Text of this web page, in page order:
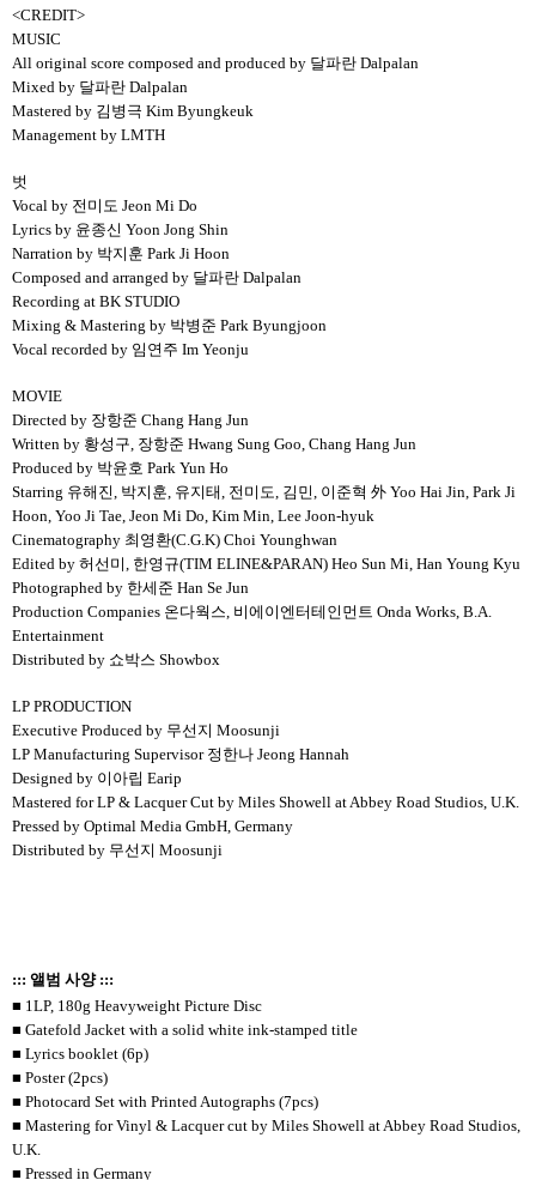
<CREDIT>
MUSIC
All original score composed and produced by 달파란 Dalpalan
Mixed by 달파란 Dalpalan
Mastered by 김병극 Kim Byungkeuk
Management by LMTH
벗
Vocal by 전미도 Jeon Mi Do
Lyrics by 윤종신 Yoon Jong Shin
Narration by 박지훈 Park Ji Hoon
Composed and arranged by 달파란 Dalpalan
Recording at BK STUDIO
Mixing & Mastering by 박병준 Park Byungjoon
Vocal recorded by 임연주 Im Yeonju
MOVIE
Directed by 장항준 Chang Hang Jun
Written by 황성구, 장항준 Hwang Sung Goo, Chang Hang Jun
Produced by 박윤호 Park Yun Ho
Starring 유해진, 박지훈, 유지태, 전미도, 김민, 이준혁 外 Yoo Hai Jin, Park Ji
Hoon, Yoo Ji Tae, Jeon Mi Do, Kim Min, Lee Joon-hyuk
Cinematography 최영환(C.G.K) Choi Younghwan
Edited by 허선미, 한영규(TIM ELINE&PARAN) Heo Sun Mi, Han Young Kyu
Photographed by 한세준 Han Se Jun
Production Companies 온다웍스, 비에이엔터테인먼트 Onda Works, B.A.
Entertainment
Distributed by 쇼박스 Showbox
LP PRODUCTION
Executive Produced by 무선지 Moosunji
LP Manufacturing Supervisor 정한나 Jeong Hannah
Designed by 이아립 Earip
Mastered for LP & Lacquer Cut by Miles Showell at Abbey Road Studios, U.K.
Pressed by Optimal Media GmbH, Germany
Distributed by 무선지 Moosunji
::: 앨범 사양 :::
■ 1LP, 180g Heavyweight Picture Disc
■ Gatefold Jacket with a solid white ink-stamped title
■ Lyrics booklet (6p)
■ Poster (2pcs)
■ Photocard Set with Printed Autographs (7pcs)
■ Mastering for Vinyl & Lacquer cut by Miles Showell at Abbey Road Studios,
U.K.
■ Pressed in Germany